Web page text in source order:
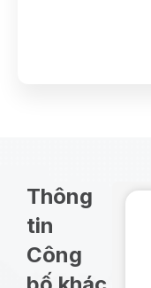
Thông
tin
Công